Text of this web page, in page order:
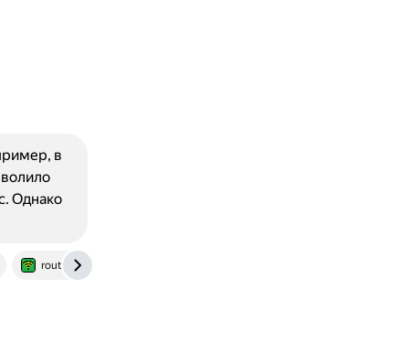
routerguide.net
в
Однако